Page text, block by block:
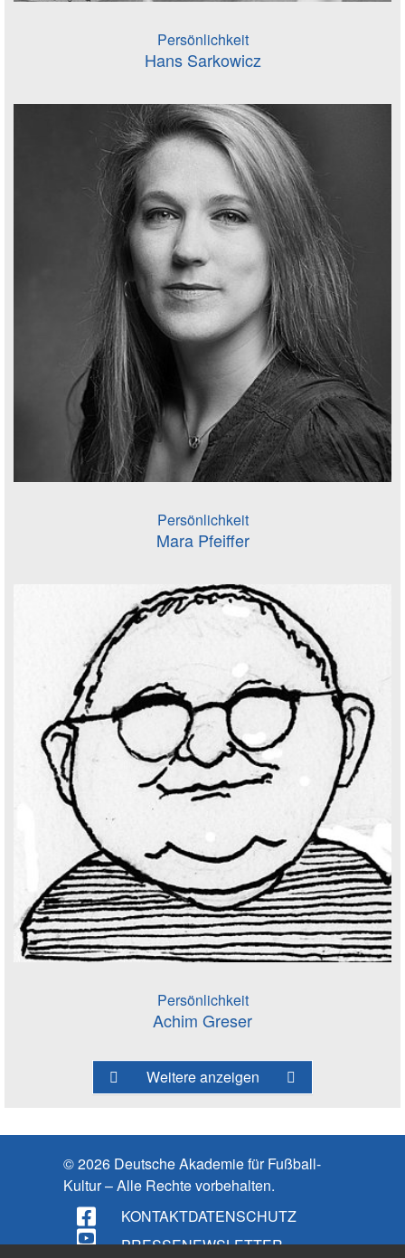
Persönlichkeit
Hans Sarkowicz
Persönlichkeit
Mara Pfeiffer
Persönlichkeit
Achim Greser
Weitere anzeigen
© 2026 Deutsche Akademie für Fußball-
Kultur – Alle Rechte vorbehalten.
KONTAKTDATENSCHUTZ
PRESSENEWSLETTER